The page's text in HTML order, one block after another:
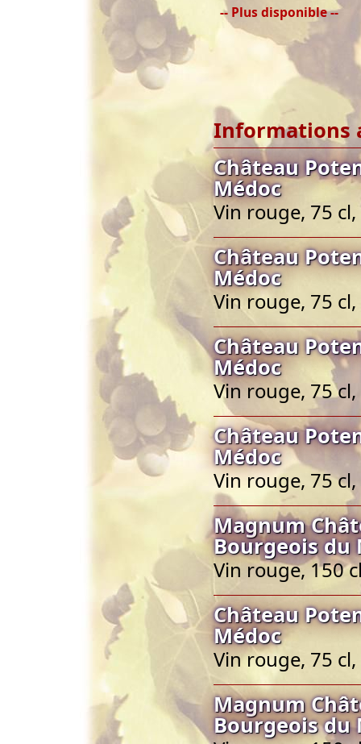
-- Plus disponible --
Informations
Château
Médoc
Vin rouge, 75
Château
Médoc
Vin rouge, 75
Château
Médoc
Vin rouge, 75
Château
Médoc
Vin rouge, 75
Magnum
Bourgeois du
Vin rouge, 150
Château
Médoc
Vin rouge, 75
Magnum
Bourgeois du